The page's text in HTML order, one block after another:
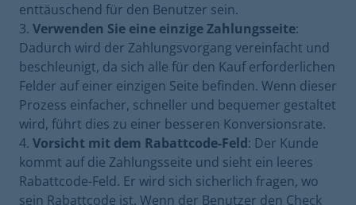
enttäuschend für den Benutzer sein.
Verwenden Sie eine einzige Zahlungsseite:
Dadurch wird der Zahlungsvorgang vereinfacht und
beschleunigt, da sich alle für den Kauf erforderlichen
Felder auf einer einzigen Seite befinden. Wenn dieser
Prozess einfacher, schneller und bequemer gestaltet
wird, führt dies zu einer besseren Konversionsrate.
Vorsicht mit dem Rabattcode-Feld: Der Kunde
kommt auf die Zahlungsseite und sieht ein leeres
Rabattcode-Feld. Er wird sich sicherlich fragen, wo
sein Rabattcode ist. Wenn der Benutzer den Check